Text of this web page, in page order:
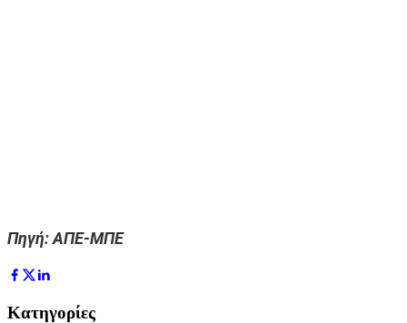
Πηγή:ΑΠΕ-ΜΠΕ
Κατηγορίες